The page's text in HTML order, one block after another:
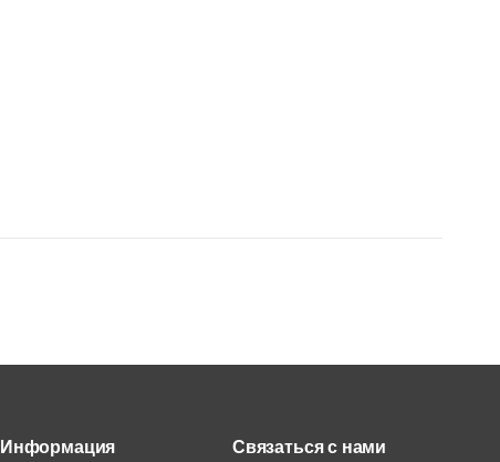
Информация Связаться с нами